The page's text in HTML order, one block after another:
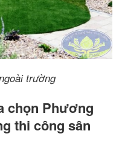
trường
chọn Phương
thi công sân